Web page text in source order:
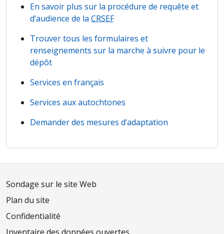
En savoir plus sur la procédure de requête et
d’audience de la CRSEF
Trouver tous les formulaires et
renseignements sur la marche à suivre pour le
dépôt
Services en français
Services aux autochtones
Demander des mesures d’adaptation
Sondage sur le site Web
Plan du site
Confidentialité